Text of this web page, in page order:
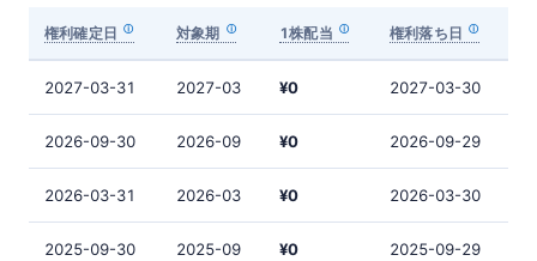
権利確定日 対象期 1株配当 権利落ち日
2027-03-31 2027-03 ¥0 2027-03-30
2026-09-30 2026-09 ¥0 2026-09-29
2026-03-31 2026-03 ¥0 2026-03-30
2025-09-30 2025-09 ¥0 2025-09-29